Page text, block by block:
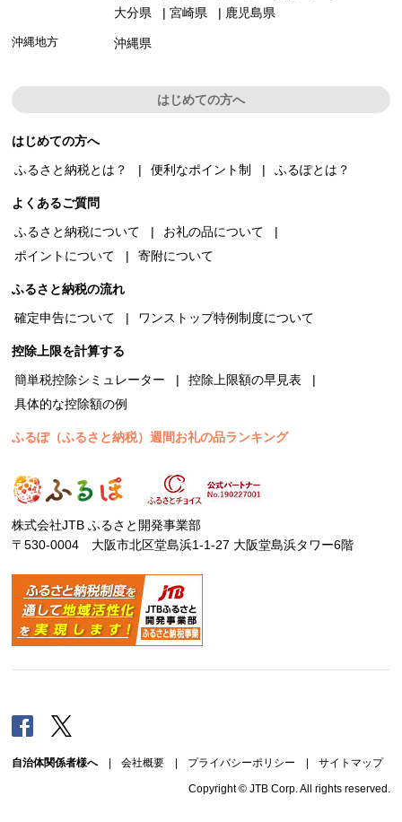
大分県
宮崎県 鹿児島県
沖縄地方 沖縄県
はじめての方へ
はじめての方へ
ふるさと納税とは？
便利なポイント制 ふるぽとは？
よくあるご質問
ふるさと納税について
お礼の品について
ポイントについて
寄附について
ふるさと納税の流れ
確定申告について
ワンストップ特例制度について
控除上限を計算する
簡単税控除シミュレーター
控除上限額の早見表
具体的な控除額の例
ふるぽ（ふるさと納税）週間お礼の品ランキング
株式会社JTB ふるさと開発事業部
〒530-0004 大阪市北区堂島浜1-1-27 大阪堂島浜タワー6階
Facebook
自治体関係者様へ| 会社概要 プライバシーポリシー サイトマップ
Copyright © JTB Corp. All rights reserved.